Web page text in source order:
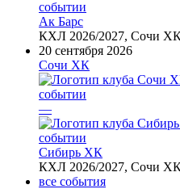
Ак Барс
КХЛ 2026/2027, Сочи
20 сентября 2026
Сочи ХК
—
Сибирь ХК
КХЛ 2026/2027, Сочи
все события